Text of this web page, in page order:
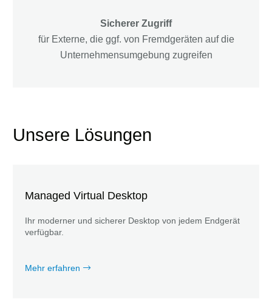
Sicherer Zugriff
für Externe, die ggf. von Fremdgeräten auf die
Unternehmensumgebung zugreifen
Unsere Lösungen
Managed Virtual Desktop
Ihr moderner und sicherer Desktop von jedem Endgerät
verfügbar.
Mehr erfahren